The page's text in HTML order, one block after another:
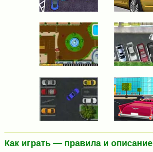
Как играть — правила и описание